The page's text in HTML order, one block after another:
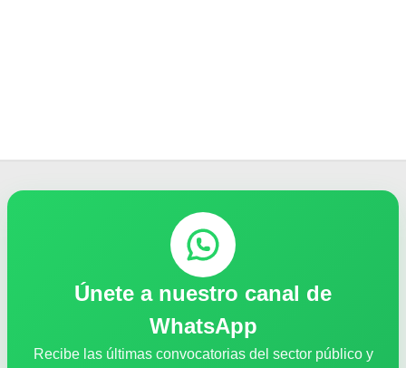
Únete a nuestro canal de
WhatsApp
Recibe las últimas convocatorias del sector público y